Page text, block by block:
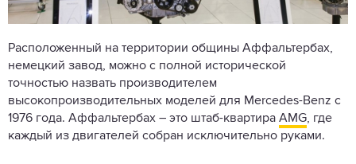
Расположенный на территории общины Аффальтербах,
немецкий завод, можно с полной исторической
точностью назвать производителем
высокопроизводительных моделей для Mercedes-Benz с
1976 года. Аффальтербах – это штаб-квартира AMG, где
каждый из двигателей собран исключительно руками.